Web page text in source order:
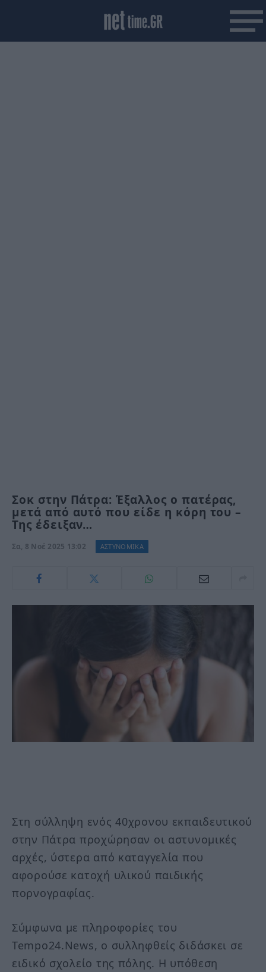
Σοκ στην Πάτρα: Έξαλλος ο πατέρας,
μετά από αυτό που είδε η κόρη του –
Της έδειξαν…
Σα, 8 Νοέ 2025 13:02 ΑΣΤΥΝΟΜΙΚΑ
Στη σύλληψη ενός 40χρονου εκπαιδευτικού
στην Πάτρα προχώρησαν οι αστυνομικές
αρχές, ύστερα από καταγγελία που
αφορούσε κατοχή υλικού παιδικής
πορνογραφίας.
Σύμφωνα με πληροφορίες του
Tempo24.News, ο συλληφθείς διδάσκει σε
ειδικό σχολείο της πόλης. Η υπόθεση